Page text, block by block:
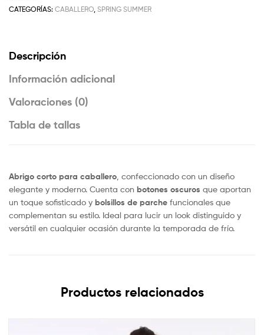
CATEGORÍAS: CABALLERO SPRING SUMMER
Descripción
Información adicional
Valoraciones (0)
Tabla de tallas
Abrigo corto para caballero, confeccionado con un diseño
elegante y moderno. Cuenta con botones oscuros que aportan
un toque sofisticado y bolsillos de parche funcionales que
complementan su estilo. Ideal para lucir un look distinguido y
versátil en cualquier ocasión durante la temporada de frío.
Productos relacionados